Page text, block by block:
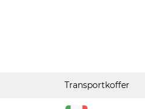
Transportkoffer